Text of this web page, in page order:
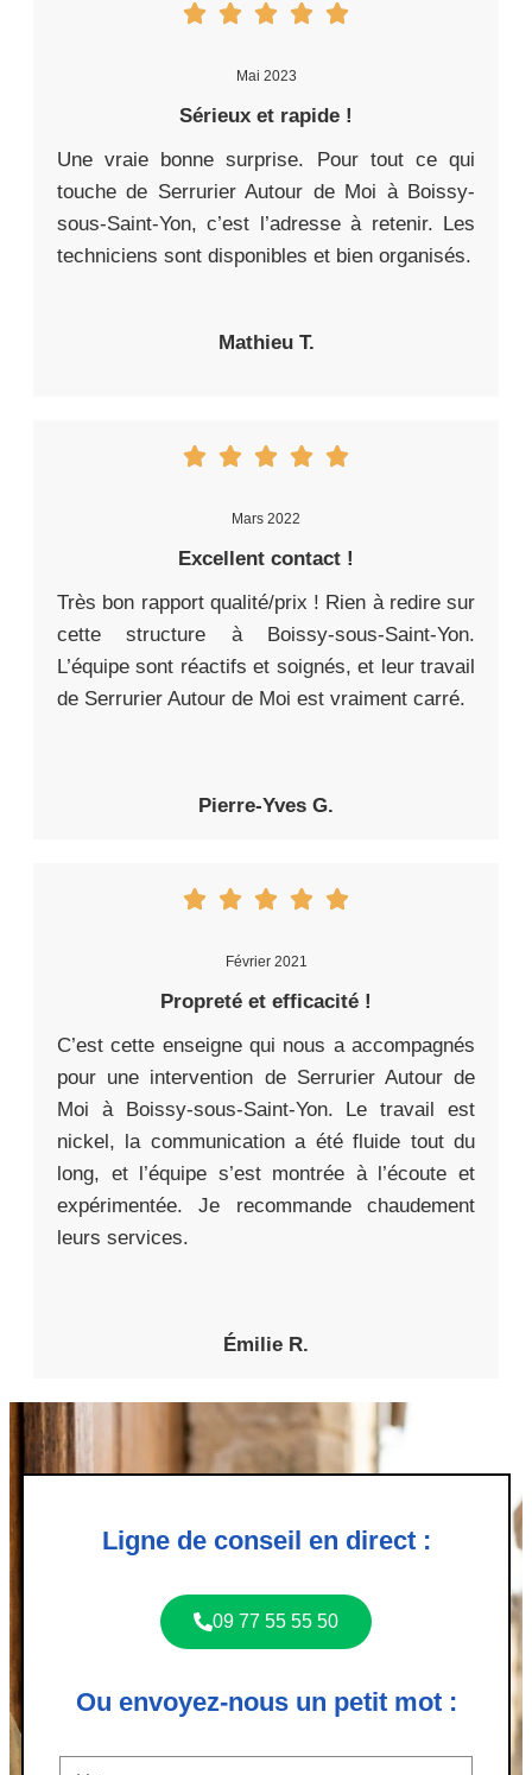
Mai 2023
Sérieux et rapide !
Une vraie bonne surprise. Pour tout ce qui
touche de Serrurier Autour de Moi à Boissy-
sous-Saint-Yon, c’est l’adresse à retenir. Les
techniciens sont disponibles et bien organisés.
Mathieu T.
Mars 2022
Excellent contact !
Très bon rapport qualité/prix ! Rien à redire sur
cette structure à Boissy-sous-Saint-Yon.
L’équipe sont réactifs et soignés, et leur travail
de Serrurier Autour de Moi est vraiment carré.
Pierre-Yves G.
Février 2021
Propreté et efficacité !
C’est cette enseigne qui nous a accompagnés
pour une intervention de Serrurier Autour de
Moi à Boissy-sous-Saint-Yon. Le travail est
nickel, la communication a été fluide tout du
long, et l’équipe s’est montrée à l’écoute et
expérimentée. Je recommande chaudement
leurs services.
Émilie R.
Ligne de conseil en direct :
09 77 55 55 50
Ou envoyez-nous un petit mot :